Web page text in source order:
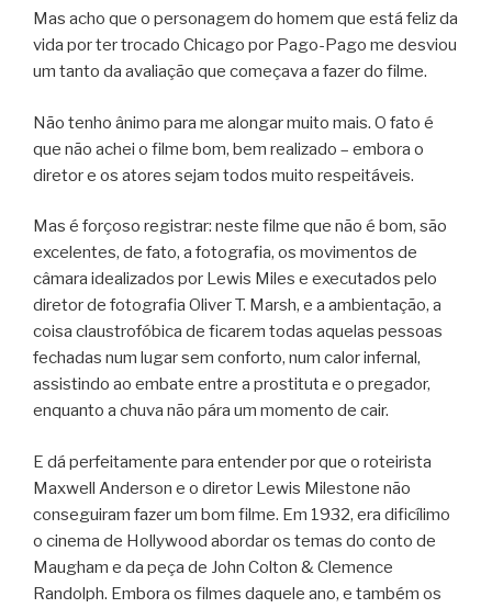
Mas acho que o personagem do homem que está feliz da
vida por ter trocado Chicago por Pago-Pago me desviou
um tanto da avaliação que começava a fazer do filme.
Não tenho ânimo para me alongar muito mais. O fato é
que não achei o filme bom, bem realizado – embora o
diretor e os atores sejam todos muito respeitáveis.
Mas é forçoso registrar: neste filme que não é bom, são
excelentes, de fato, a fotografia, os movimentos de
câmara idealizados por Lewis Miles e executados pelo
diretor de fotografia Oliver T. Marsh, e a ambientação, a
coisa claustrofóbica de ficarem todas aquelas pessoas
fechadas num lugar sem conforto, num calor infernal,
assistindo ao embate entre a prostituta e o pregador,
enquanto a chuva não pára um momento de cair.
E dá perfeitamente para entender por que o roteirista
Maxwell Anderson e o diretor Lewis Milestone não
conseguiram fazer um bom filme. Em 1932, era dificílimo
o cinema de Hollywood abordar os temas do conto de
Maugham e da peça de John Colton & Clemence
Randolph. Embora os filmes daquele ano, e também os